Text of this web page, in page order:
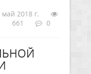
май 2018 г.
661
0